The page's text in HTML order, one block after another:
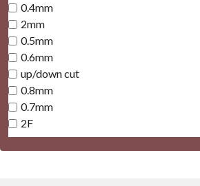
0.4mm
2mm
0.5mm
0.6mm
up/down cut
0.8mm
0.7mm
2F